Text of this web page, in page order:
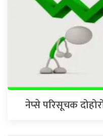
नेप्से परिसूचक